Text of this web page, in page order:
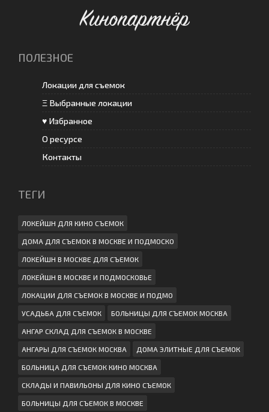
Кинопартнёр
ПОЛЕЗНОЕ
Локации для съемок
Ξ Выбранные локации
♥ Избранное
О ресурсе
Контакты
ТЕГИ
ЛОКЕЙШН ДЛЯ КИНО СЪЕМОК
ДОМА ДЛЯ СЪЕМОК В МОСКВЕ И ПОДМОСКО
ЛОКЕЙШН В МОСКВЕ ДЛЯ СЪЕМОК
ЛОКЕЙШН В МОСКВЕ И ПОДМОСКОВЬЕ
ЛОКАЦИИ ДЛЯ СЪЕМОК В МОСКВЕ И ПОДМО
УСАДЬБА ДЛЯ СЪЕМОК БОЛЬНИЦЫ ДЛЯ СЪЕМОК МОСКВА
АНГАР СКЛАД ДЛЯ СЪЕМОК В МОСКВЕ
АНГАРЫ ДЛЯ СЪЕМОК МОСКВА ДОМА ЭЛИТНЫЕ ДЛЯ СЪЕМОК
БОЛЬНИЦА ДЛЯ СЪЕМОК КИНО МОСКВА
СКЛАДЫ И ПАВИЛЬОНЫ ДЛЯ КИНО СЪЕМОК
БОЛЬНИЦЫ ДЛЯ СЪЕМОК В МОСКВЕ